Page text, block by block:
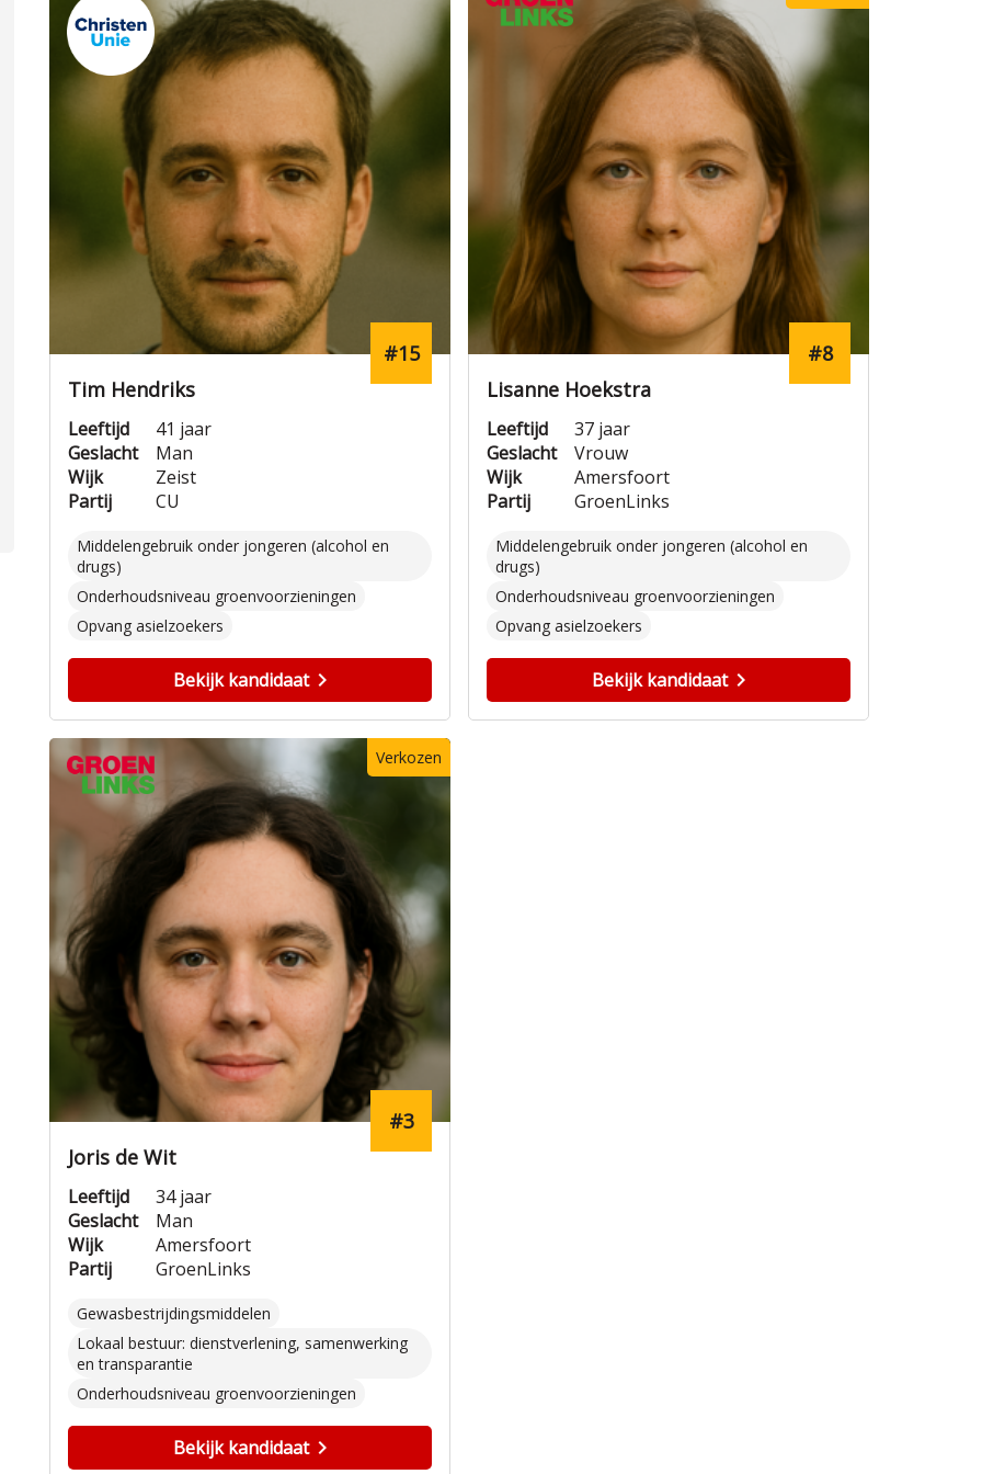
Tim Hendriks
#15
Leeftijd
41 jaar
Geslacht
Man
Wijk
Zeist
Partij
CU
Middelengebruik onder jongeren (alcohol en
drugs)
Onderhoudsniveau groenvoorzieningen
Opvang asielzoekers
Bekijk kandidaat
Lisanne Hoekstra
#8
Leeftijd
37 jaar
Geslacht
Vrouw
Wijk
Amersfoort
Partij
GroenLinks
Middelengebruik onder jongeren (alcohol en
drugs)
Onderhoudsniveau groenvoorzieningen
Opvang asielzoekers
Bekijk kandidaat
Verkozen
Joris de Wit
#3
Leeftijd
34 jaar
Geslacht
Man
Wijk
Amersfoort
Partij
GroenLinks
Gewasbestrijdingsmiddelen
Lokaal bestuur: dienstverlening, samenwerking
en transparantie
Onderhoudsniveau groenvoorzieningen
Bekijk kandidaat